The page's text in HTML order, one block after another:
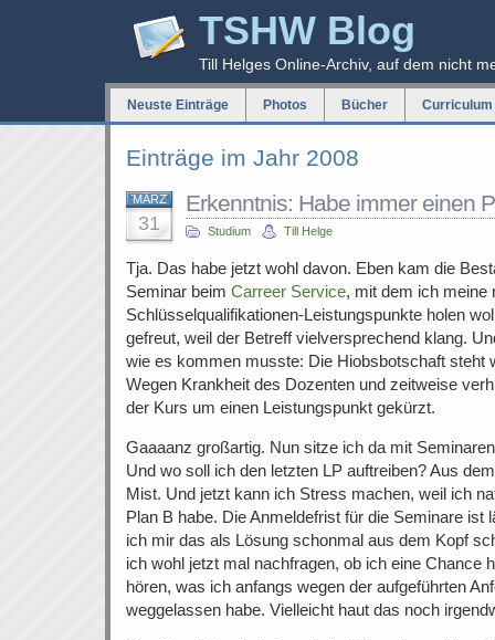
TSHW Blog
Till Helges Online-Archiv, auf dem nicht
Neuste Einträge Photos Bücher
Einträge im Jahr 2008
MÄRZ
31
Erkenntnis: Habe immer einen
Studium Till Helge
Tja. Das habe jetzt wohl davon. Eben kam die
Seminar beim Carreer Service, mit dem ich meine
Schlüsselqualifikationen-Leistungspunkte holen
gefreut, weil der Betreff vielversprechend klang.
wie es kommen musste: Die Hiobsbotschaft steht
Wegen Krankheit des Dozenten und zeitweise
der Kurs um einen Leistungspunkt gekürzt.
Gaaaanz großartig. Nun sitze ich da mit
Und wo soll ich den letzten LP auftreiben? Aus
Mist. Und jetzt kann ich Stress machen, weil ich
Plan B habe. Die Anmeldefrist für die Seminare ist
ich mir das als Lösung schonmal aus dem Kopf
ich wohl jetzt mal nachfragen, ob ich eine Chance
hören, was ich anfangs wegen der aufgeführten
weggelassen habe. Vielleicht haut das noch